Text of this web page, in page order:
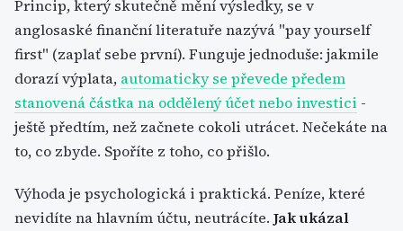
Princip, který skutečně mění výsledky, se v
anglosaské finanční literatuře nazývá "pay yourself
first" (zaplať sebe první). Funguje jednoduše: jakmile
dorazí výplata, automaticky se převede předem
stanovená částka na oddělený účet nebo investici -
ještě předtím, než začnete cokoli utrácet. Nečekáte na
to, co zbyde. Spoříte z toho, co přišlo.
Výhoda je psychologická i praktická. Peníze, které
nevidíte na hlavním účtu, neutrácíte. Jak ukázal